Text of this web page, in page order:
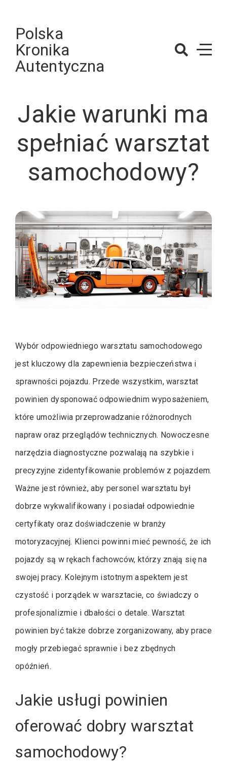
contentPolska
Kronika
Autentyczna
Jakie warunki ma
spełniać warsztat
samochodowy?
Wybór odpowiedniego warsztatu samochodowego
jest kluczowy dla zapewnienia bezpieczeństwa i
sprawności pojazdu. Przede wszystkim, warsztat
powinien dysponować odpowiednim wyposażeniem,
które umożliwia przeprowadzanie różnorodnych
napraw oraz przeglądów technicznych. Nowoczesne
narzędzia diagnostyczne pozwalają na szybkie i
precyzyjne zidentyfikowanie problemów z pojazdem.
Ważne jest również, aby personel warsztatu był
dobrze wykwalifikowany i posiadał odpowiednie
certyfikaty oraz doświadczenie w branży
motoryzacyjnej. Klienci powinni mieć pewność, że ich
pojazdy są w rękach fachowców, którzy znają się na
swojej pracy. Kolejnym istotnym aspektem jest
czystość i porządek w warsztacie, co świadczy o
profesjonalizmie i dbałości o detale. Warsztat
powinien być także dobrze zorganizowany, aby prace
mogły przebiegać sprawnie i bez zbędnych
opóźnień.
Jakie usługi powinien
oferować dobry warsztat
samochodowy?